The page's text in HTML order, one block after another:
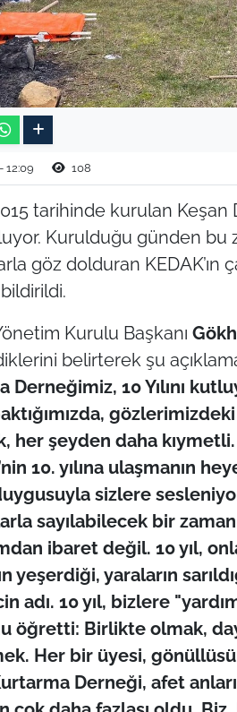
12:09 108
tarihinde kurulan
Kurulduğu günden bu
göz dolduran KEDAK’ın
Kurulu Başkanı
belirterek şu
Derneğimiz, 10 Yılını
her şeyden daha
10. yılına ulaşmanın
sizlere
sayılabilecek bir
ibaret değil. 10 yıl,
yeşerdiği, yaraların
adı. 10 yıl, bizlere
öğretti: Birlikte olmak,
Her bir üyesi,
Derneği, afet